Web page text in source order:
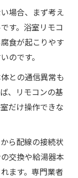
場合、まず考え
す。浴室リモコ
食が起こりやす
のです。
との通信異常も
、リモコンの基
だけ操作できな
ら配線の接続状
交換や給湯器本
ます。専門業者